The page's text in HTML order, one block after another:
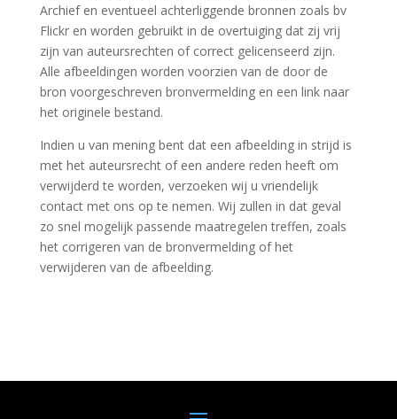
Archief en eventueel achterliggende bronnen zoals bv
Flickr en worden gebruikt in de overtuiging dat zij vrij
zijn van auteursrechten of correct gelicenseerd zijn.
Alle afbeeldingen worden voorzien van de door de
bron voorgeschreven bronvermelding en een link naar
het originele bestand.
Indien u van mening bent dat een afbeelding in strijd is
met het auteursrecht of een andere reden heeft om
verwijderd te worden, verzoeken wij u vriendelijk
contact met ons op te nemen. Wij zullen in dat geval
zo snel mogelijk passende maatregelen treffen, zoals
het corrigeren van de bronvermelding of het
verwijderen van de afbeelding.